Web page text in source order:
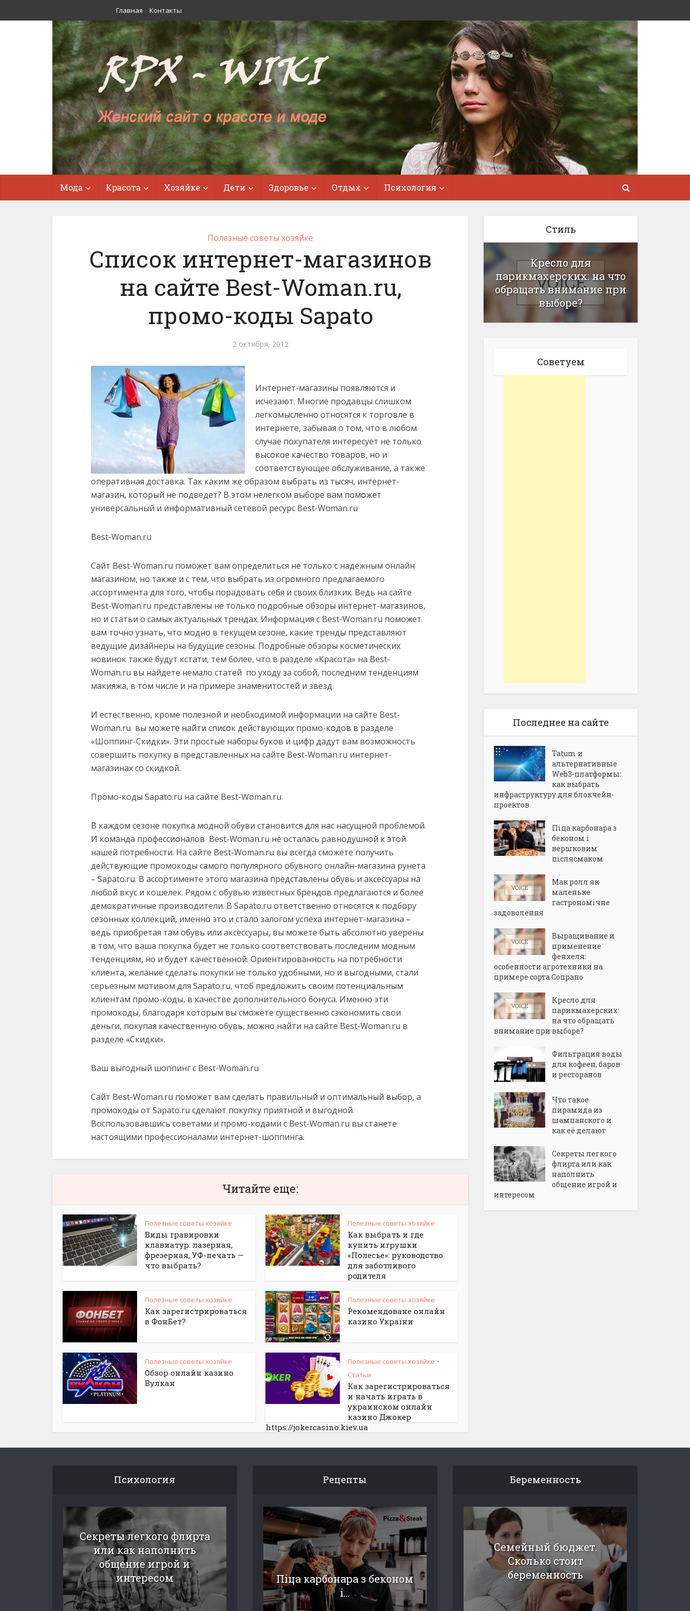
Главная Контакты
Мода Красота Хозяйке Дети Здоровье Отдых Психология
Полезные советы хозяйке
Список интернет-магазинов
на сайте Best-Woman.ru,
промо-коды Sapato
2 октября, 2012
Интернет-магазины появляются и
исчезают. Многие продавцы слишком
легкомысленно относятся к торговле в
интернете, забывая о том, что в любом
случае покупателя интересует не только
высокое качество товаров, но и
соответствующее обслуживание, а также
оперативная доставка. Так каким же образом выбрать из тысяч, интернет-
магазин, который не подведет? В этом нелегком выборе вам поможет
универсальный и информативный сетевой ресурс Best-Woman.ru
Best-Woman.ru
Сайт Best-Woman.ru поможет вам определиться не только с надежным онлайн
магазином, но также и с тем, что выбрать из огромного предлагаемого
ассортимента для того, чтобы порадовать себя и своих близких. Ведь на сайте
Best-Woman.ru представлены не только подробные обзоры интернет-магазинов,
но и статьи о самых актуальных трендах. Информация с Best-Woman.ru поможет
вам точно узнать, что модно в текущем сезоне, какие тренды представляют
ведущие дизайнеры на будущие сезоны. Подробные обзоры косметических
новинок также будут кстати, тем более, что в разделе «Красота» на Best-
Woman.ru вы найдете немало статей по уходу за собой, последним тенденциям
макияжа, в том числе и на примере знаменитостей и звезд.
И естественно, кроме полезной и необходимой информации на сайте Best-
Woman.ru вы можете найти список действующих промо-кодов в разделе
«Шоппинг-Скидки». Эти простые наборы буков и цифр дадут вам возможность
совершить покупку в представленных на сайте Best-Woman.ru интернет-
магазинах со скидкой.
Промо-коды Sapato.ru на сайте Best-Woman.ru
В каждом сезоне покупка модной обуви становится для нас насущной проблемой.
И команда профессионалов Best-Woman.ru не осталась равнодушной к этой
нашей потребности. На сайте Best-Woman.ru вы всегда сможете получить
действующие промокоды самого популярного обувного онлайн-магазина рунета
– Sapato.ru. В ассортименте этого магазина представлены обувь и аксессуары на
любой вкус и кошелек. Рядом с обувью известных брендов предлагаются и более
демократичные производители. В Sapato.ru ответственно относятся к подбору
сезонных коллекций, именно это и стало залогом успеха интернет-магазина –
ведь приобретая там обувь или аксессуары, вы можете быть абсолютно уверены
в том, что ваша покупка будет не только соответствовать последним модным
тенденциям, но и будет качественной. Ориентированность на потребности
клиента, желание сделать покупки не только удобными, но и выгодными, стали
серьезным мотивом для Sapato.ru, чтоб предложить своим потенциальным
клиентам промо-коды, в качестве дополнительного бонуса. Именно эти
промокоды, благодаря которым вы сможете существенно сэкономить свои
деньги, покупая качественную обувь, можно найти на сайте Best-Woman.ru в
разделе «Скидки».
Ваш выгодный шоппинг с Best-Woman.ru
Сайт Best-Woman.ru поможет вам сделать правильный и оптимальный выбор, а
промокоды от Sapato.ru сделают покупку приятной и выгодной.
Воспользовавшись советами и промо-кодами с Best-Woman.ru вы станете
настоящими профессионалами интернет-шоппинга.
Читайте еще:
Полезные советы хозяйке
Виды гравировки
клавиатур: лазерная,
фрезерная, УФ-печать —
что выбрать?
Полезные советы хозяйке
Как выбрать и где
купить игрушки
«Полесье»: руководство
для заботливого
родителя
Полезные советы хозяйке
Как зарегистрироваться
в ФонБет?
Полезные советы хозяйке
Рекомендоване онлайн
казино України
Полезные советы хозяйке
Обзор онлайн казино
Вулкан
Полезные советы хозяйке •
Статьи
Как зарегистрироваться
и начать играть в
украинском онлайн
казино Джокер
https://jokercasino.kiev.ua
Стиль
Кресло для
парикмахерских: на что
обращать внимание при
выборе?
Советуем
Последнее на сайте
Tatum и
альтернативные
Web3-платформы:
как выбрать
инфраструктуру для блокчейн-
проектов
Піца карбонара з
беконом і
вершковим
післясмаком
Мак ролл як
маленьке
гастрономічне
задоволення
Выращивание и
применение
фенхеля:
особенности агротехники на
примере сорта Сопрано
Кресло для
парикмахерских:
на что обращать
внимание при выборе?
Фильтрация воды
для кофеен, баров
и ресторанов
Что такое
пирамида из
шампанского и
как её делают
Секреты легкого
флирта или как
наполнить
общение игрой и
интересом
Психология
Секреты легкого флирта
или как наполнить
общение игрой и
интересом
Рецепты
Піца карбонара з беконом
і...
Беременность
Семейный бюджет.
Сколько стоит
беременность